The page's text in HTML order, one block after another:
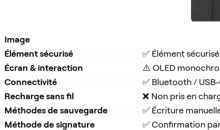
Image
Élément sécurisé
✅ Élément
Écran & interaction
⚠️ OLED
Connectivité
✅ Bluetooth /
Recharge sans fil
❌ Non pris en
Méthodes de sauvegarde
✅ Écriture
Méthode de signature
✅ Confirmation